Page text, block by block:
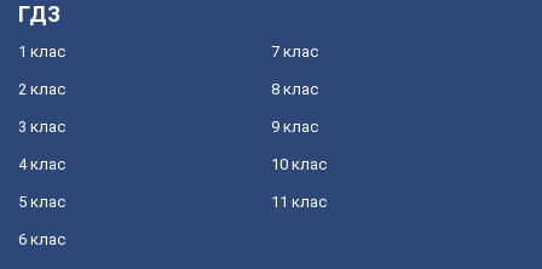
ГДЗ
1 клас
2 клас
3 клас
4 клас
5 клас
6 клас
7 клас
8 клас
9 клас
10 клас
11 клас